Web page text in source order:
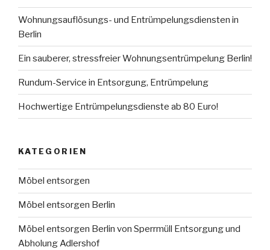
Wohnungsauflösungs- und Entrümpelungsdiensten in
Berlin
Ein sauberer, stressfreier Wohnungsentrümpelung Berlin!
Rundum-Service in Entsorgung, Entrümpelung
Hochwertige Entrümpelungsdienste ab 80 Euro!
KATEGORIEN
Möbel entsorgen
Möbel entsorgen Berlin
Möbel entsorgen Berlin von Sperrmüll Entsorgung und
Abholung Adlershof